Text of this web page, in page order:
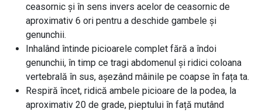
ceasornic și în sens invers acelor de ceasornic de
aproximativ 6 ori pentru a deschide gambele și
genunchii.
Inhalând întinde picioarele complet fără a îndoi
genunchii, în timp ce tragi abdomenul și ridici coloana
vertebrală în sus, așezând mâinile pe coapse în fața ta.
Respiră încet, ridică ambele picioare de la podea, la
aproximativ 20 de grade, pieptului în față mutând